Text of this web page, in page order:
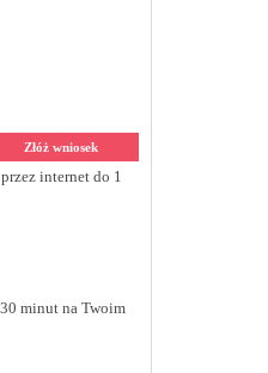
Złóż wniosek
internet do 1
minut na Twoim